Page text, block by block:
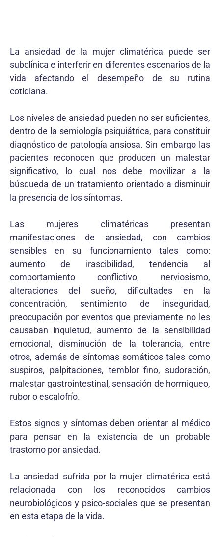
La ansiedad de la mujer climatérica puede ser
subclínica e interferir en diferentes escenarios de la
vida afectando el desempeño de su rutina
cotidiana.
Los niveles de ansiedad pueden no ser suficientes,
dentro de la semiología psiquiátrica, para constituir
diagnóstico de patología ansiosa. Sin embargo las
pacientes reconocen que producen un malestar
significativo, lo cual nos debe movilizar a la
búsqueda de un tratamiento orientado a disminuir
la presencia de los síntomas.
Las mujeres climatéricas presentan
manifestaciones de ansiedad, con cambios
sensibles en su funcionamiento tales como:
aumento de irascibilidad, tendencia al
comportamiento conflictivo, nerviosismo,
alteraciones del sueño, dificultades en la
concentración, sentimiento de inseguridad,
preocupación por eventos que previamente no les
causaban inquietud, aumento de la sensibilidad
emocional, disminución de la tolerancia, entre
otros, además de síntomas somáticos tales como
suspiros, palpitaciones, temblor fino, sudoración,
malestar gastrointestinal, sensación de hormigueo,
rubor o escalofrío.
Estos signos y síntomas deben orientar al médico
para pensar en la existencia de un probable
trastorno por ansiedad.
La ansiedad sufrida por la mujer climatérica está
relacionada con los reconocidos cambios
neurobiológicos y psico-sociales que se presentan
en esta etapa de la vida.